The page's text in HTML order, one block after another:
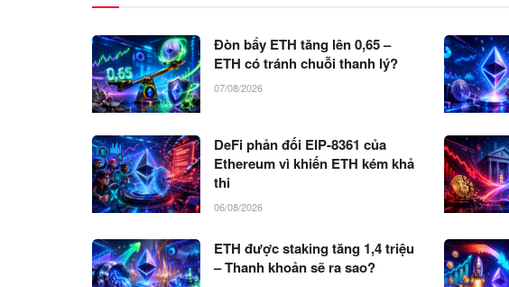
Đòn bẩy ETH tăng lên 0,65 –
ETH có tránh chuỗi thanh lý?
07/08/2026
DeFi phản đối EIP-8361 của
Ethereum vì khiến ETH kém khả
thi
06/08/2026
ETH được staking tăng 1,4 triệu
– Thanh khoản sẽ ra sao?